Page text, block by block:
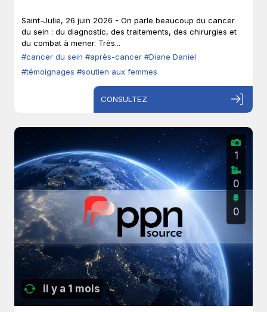
Saint-Julie, 26 juin 2026 - On parle beaucoup du cancer
du sein : du diagnostic, des traitements, des chirurgies et
du combat à mener. Très...
#cancer du sein #après-cancer #Diane Daniel
#témoignages #soutien aux femmes
CONSULTEZ
il y a 1 mois
1
0
0